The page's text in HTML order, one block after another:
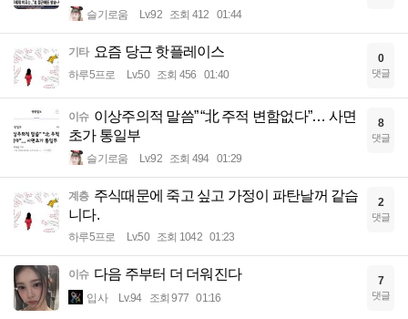
슬기로움 Lv.92 조회 412 01:44
기타 요즘 당근 핫플레이스
하루5프로 Lv.50 조회 456 01:40
0
댓글
이슈 이상주의적 말씀” “北 주적 변함없다”… 사면
초가 통일부
슬기로움 Lv.92 조회 494 01:29
8
댓글
계층 주식때문에 죽고 싶고 가정이 파탄날꺼 같습
니다.
하루5프로 Lv.50 조회 1042 01:23
2
댓글
이슈 다음 주부터 더 더워진다
입사 Lv.94 조회 977 01:16
7
댓글